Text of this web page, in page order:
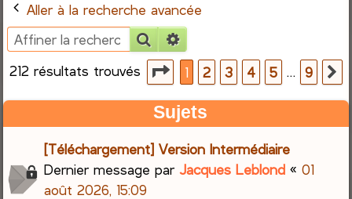
e
r
Aller à la recherche avancée
Rechercher
212 résultats trouvés
Page1sur
1 2 3 4 5 … 9
Sujets
[Téléchargement] Version Intermédiaire
Dernier message parJacques Leblond «01
août 2026, 15:09